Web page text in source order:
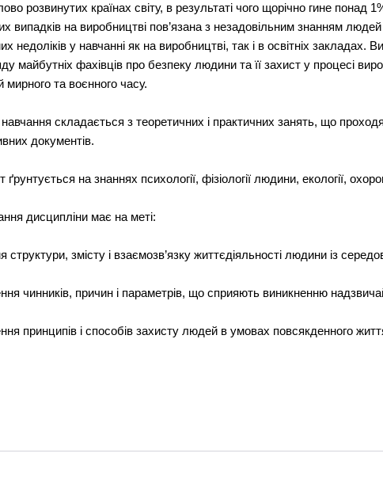
розвинутих країнах світу, в результаті чого щорічно гине
випадків на виробництві пов’язана з незадовільним знанням
недоліків у навчанні як на виробництві, так і в освітніх
майбутніх фахівців про безпеку людини та її захист у процесі
мирного та воєнного часу.
складається з теоретичних і практичних занять, що
документів.
на знаннях психології, фізіології людини, екології,
дисципліни має на меті:
структури, змісту і взаємозв’язку життєдіяльності людини із
чинників, причин і параметрів, що сприяють виникненню
принципів і способів захисту людей в умовах повсякденного